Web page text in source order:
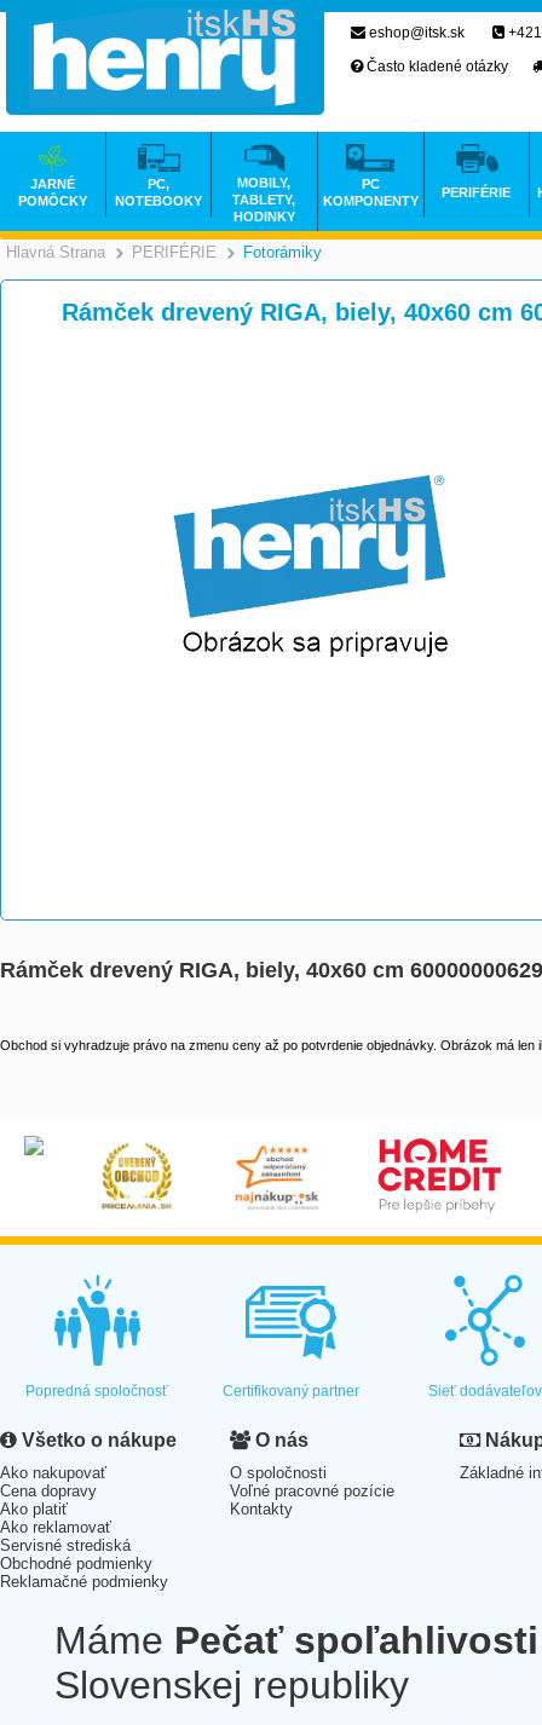
Hlavná Strana >
PERIFÉRIE >
Fotorámiky
Rámček drevený RIGA, biely, 40x60 cm
Rámček drevený RIGA, biely, 40x60 cm
Obchod si vyhradzuje právo na zmenu ceny až po potvrdenie objednávky. Obrázok má len
eshop@itsk.sk
Často kladené otázky
JARNÉ
POMÔCKY
PC,
NOTEBOOKY
MOBILY,
TABLETY,
HODINKY
PC
KOMPONENTY
PERIFÉRIE
Popredná spoločnosť Certifikovaný partner Sieť dodávateľov
Všetko o nákupe
Ako nakupovať
Cena dopravy
Ako platiť
Ako reklamovať
Servisné strediská
Obchodné podmienky
Reklamačné podmienky
O nás
O spoločnosti
Voľné pracovné pozície
Kontakty
Základné
Máme Pečať spoľahlivosti
Slovenskej republiky